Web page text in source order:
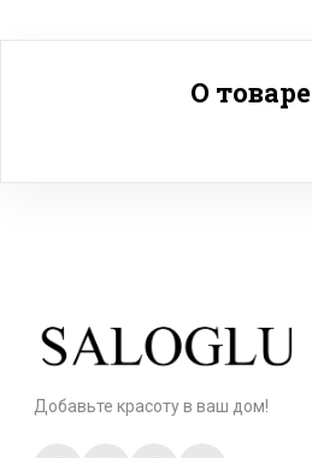
О товаре
Добавьте красоту в ваш дом!